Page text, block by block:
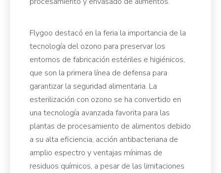
Flygoo destacó en la feria la importancia de la
tecnología del ozono para preservar los
entornos de fabricación estériles e higiénicos,
que son la primera línea de defensa para
garantizar la seguridad alimentaria. La
esterilización con ozono se ha convertido en
una tecnología avanzada favorita para las
plantas de procesamiento de alimentos debido
a su alta eficiencia, acción antibacteriana de
amplio espectro y ventajas mínimas de
residuos químicos, a pesar de las limitaciones